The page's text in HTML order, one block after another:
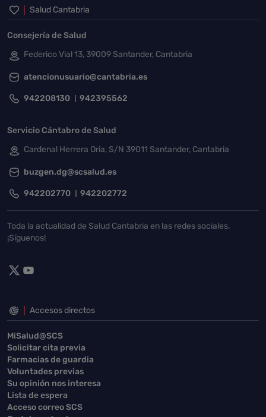
Inicio del pie de página
Salud Cantabria
Consejería de Salud
Federico Vial 13, 39009 Santander, Cantabria
atencionusuario@cantabria.es
942208130 942395562
Servicio Cántabro de Salud
Cardenal Herrera Oria, S/N 39011 Santander, Cantabria
buzgen.dg@scsalud.es
942202770 942202772
Toda la actualidad de Salud Cantabria en las redes sociales.
¡Síguenos!
Accesos directos
MiSalud@SCS
Solicitar cita previa
Farmacias de guardia
Voluntades previas
Su opinión nos interesa
Lista de espera
Acceso correo SCS